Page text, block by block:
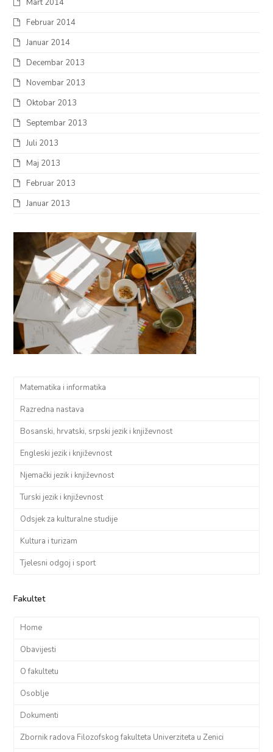
Mart 2014
Februar 2014
Januar 2014
Decembar 2013
Novembar 2013
Oktobar 2013
Septembar 2013
Juli 2013
Maj 2013
Februar 2013
Januar 2013
Matematika i informatika
Razredna nastava
Bosanski, hrvatski, srpski jezik i književnost
Engleski jezik i književnost
Njemački jezik i književnost
Turski jezik i književnost
Odsjek za kulturalne studije
Kultura i turizam
Tjelesni odgoj i sport
Fakultet
Home
Obavijesti
O fakultetu
Osoblje
Dokumenti
Zbornik radova Filozofskog fakulteta Univerziteta u Zenici